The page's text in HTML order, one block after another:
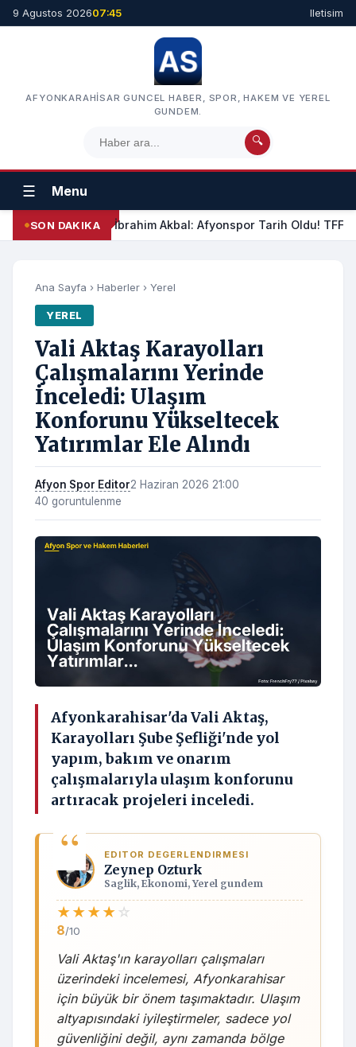
9 Agustos 202607:45 Iletisim
AFYONKARAHISAR GUNCEL HABER, SPOR, HAKEM VE YEREL
GUNDEM.
🔍
☰ Menu
SON DAKIKA İbrahim Akbal: Afyonspor Tarih Oldu! TFF
Ana Sayfa › Haberler › Yerel
YEREL
Vali Aktaş Karayolları
Çalışmalarını Yerinde
İnceledi: Ulaşım
Konforunu Yükseltecek
Yatırımlar Ele Alındı
Afyon Spor Editor2 Haziran 2026 21:00
40 goruntulenme
Afyonkarahisar'da Vali Aktaş,
Karayolları Şube Şefliği'nde yol
yapım, bakım ve onarım
çalışmalarıyla ulaşım konforunu
artıracak projeleri inceledi.
EDITOR DEGERLENDIRMESI
Zeynep Ozturk
Saglik, Ekonomi, Yerel gundem
★★★★ ☆
8/10
Vali Aktaş'ın karayolları çalışmaları
üzerindeki incelemesi, Afyonkarahisar
için büyük bir önem taşımaktadır. Ulaşım
altyapısındaki iyileştirmeler, sadece yol
güvenliğini değil, aynı zamanda bölge